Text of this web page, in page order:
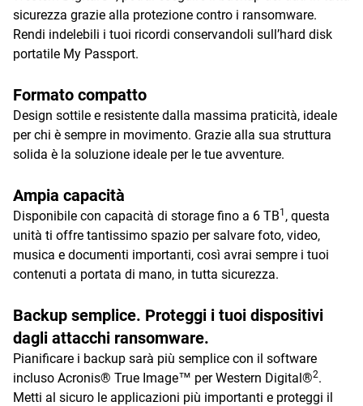
sicurezza grazie alla protezione contro i ransomware.
Rendi indelebili i tuoi ricordi conservandoli sull’hard disk
portatile My Passport.
Formato compatto
Design sottile e resistente dalla massima praticità, ideale
per chi è sempre in movimento. Grazie alla sua struttura
solida è la soluzione ideale per le tue avventure.
Ampia capacità
Disponibile con capacità di storage fino a 6 TB1 , questa
unità ti offre tantissimo spazio per salvare foto, video,
musica e documenti importanti, così avrai sempre i tuoi
contenuti a portata di mano, in tutta sicurezza.
Backup semplice. Proteggi i tuoi dispositivi
dagli attacchi ransomware.
Pianificare i backup sarà più semplice con il software
incluso Acronis® True Image™ per Western Digital®2.
Metti al sicuro le applicazioni più importanti e proteggi il